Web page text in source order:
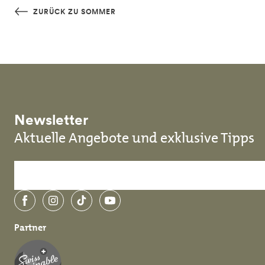
Skip to main content
ZURÜCK ZU SOMMER
Newsletter
Aktuelle Angebote und exklusive Tipps
FacebookInstagramTikTokYouTube
Partner